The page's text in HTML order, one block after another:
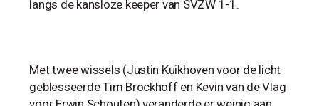
langs de kansloze keeper van SVZW 1-1.
Met twee wissels (Justin Kuikhoven voor de licht
geblesseerde Tim Brockhoff en Kevin van de Vlag